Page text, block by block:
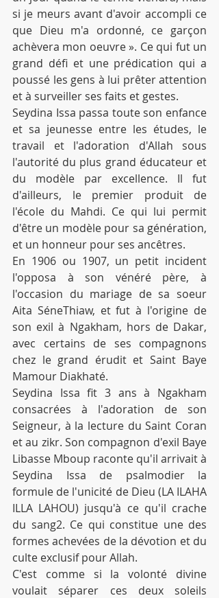
si je meurs avant d'avoir accompli ce
que Dieu m'a ordonné, ce garçon
achèvera mon oeuvre ». Ce qui fut un
grand défi et une prédication qui a
poussé les gens à lui prêter attention
et à surveiller ses faits et gestes.
Seydina Issa passa toute son enfance
et sa jeunesse entre les études, le
travail et l'adoration d'Allah sous
l'autorité du plus grand éducateur et
du modèle par excellence. Il fut
d'ailleurs, le premier produit de
l'école du Mahdi. Ce qui lui permit
d'être un modèle pour sa génération,
et un honneur pour ses ancêtres.
En 1906 ou 1907, un petit incident
l'opposa à son vénéré père, à
l'occasion du mariage de sa soeur
Aita SéneThiaw, et fut à l'origine de
son exil à Ngakham, hors de Dakar,
avec certains de ses compagnons
chez le grand érudit et Saint Baye
Mamour Diakhaté.
Seydina Issa fit 3 ans à Ngakham
consacrées à l'adoration de son
Seigneur, à la lecture du Saint Coran
et au zikr. Son compagnon d'exil Baye
Libasse Mboup raconte qu'il arrivait à
Seydina Issa de psalmodier la
formule de l'unicité de Dieu (LA ILAHA
ILLA LAHOU) jusqu'à ce qu'il crache
du sang2. Ce qui constitue une des
formes achevées de la dévotion et du
culte exclusif pour Allah.
C'est comme si la volonté divine
voulait séparer ces deux soleils